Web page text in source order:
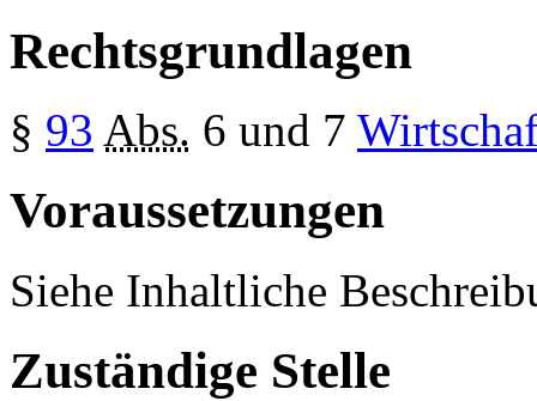
Rechtsgrundlagen
§ 93 Abs. 6 und 7
Voraussetzungen
Siehe Inhaltliche
Zuständige Stelle